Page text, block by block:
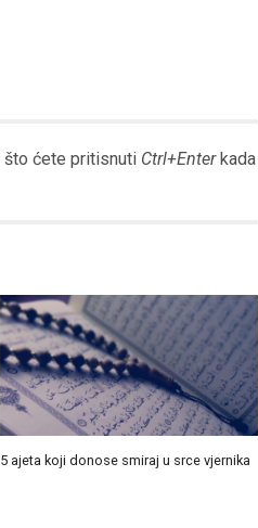
što ćete pritisnuti Ctrl+Enterkada
5 ajeta koji donose smiraj u srce vjernika